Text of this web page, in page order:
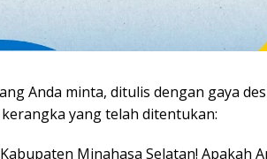
Anda minta, ditulis dengan gaya
yang telah ditentukan:
Minahasa Selatan! Apakah